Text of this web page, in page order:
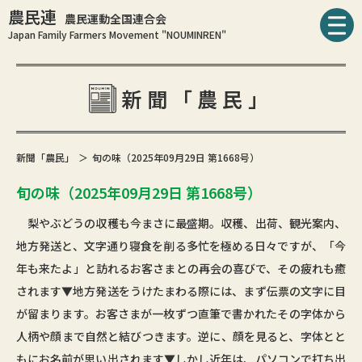
農民連 農民運動全国連合会
Japan Family Farmers Movement "NOUMINREN"
新聞「農民」
新聞「農民」 旬の味（2025年09月29日 第1668号）
旬の味（2025年09月29日 第1668号）
梨やぶどうの収穫も今まさに最盛期。収穫、出荷、観光案内、
地方発送と、文字通り寝食を削る多忙を極める日々ですが、「今
年も来たよ」と訪れるお客さまとの再会の喜びで、その疲れも癒
されます▼地方発送をうけたまわる際には、まず伝票の文字に目
が留まります。お客さまが一枚ずつ直筆で書かれたその字体から
人柄や顔まで自然と結びつきます。逆に、顔を見ると、字体とと
もにお名前が思い出されます▼しかし近年は、パソコンで打ち出